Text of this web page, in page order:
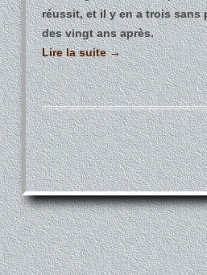
réussit, et il y en a trois sans
des vingt ans après.
Lire la suite→